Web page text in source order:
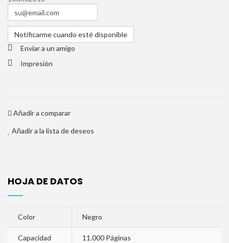
Notificarme cuando esté disponible
Enviar a un amigo
Impresión
Añadir a comparar
Añadir a la lista de deseos
HOJA DE DATOS
Color Negro
Capacidad 11.000 Páginas